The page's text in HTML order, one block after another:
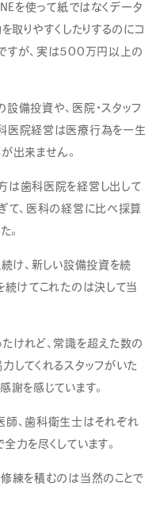
を使って紙ではなくデータ
取りやすくしたりするのにコ
すが、実は500万円以上の
備投資や、医院・スタッフ
医院経営は医療行為を一生
出来ません。
は歯科医院を経営し出して
て、医科の経営に比べ採算
。
け、新しい設備投資を続
続けてこれたのは決して当
けれど、常識を超えた数の
してくれるスタッフがいた
謝を感じています。
、歯科衛生士はそれぞれ
力を尽くしています。
練を積むのは当然のことで